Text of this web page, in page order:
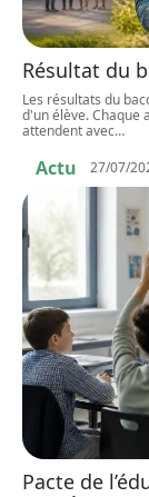
Résultat du
Les résultats du
d'un élève. Chaque
attendent avec…
Actu 27/07/
Pacte de